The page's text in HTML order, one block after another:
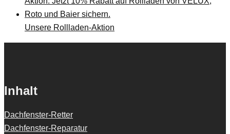
Unsere Rollladen-Aktion
Inhalt
Dachfenster-Retter
Dachfenster-Reparatur